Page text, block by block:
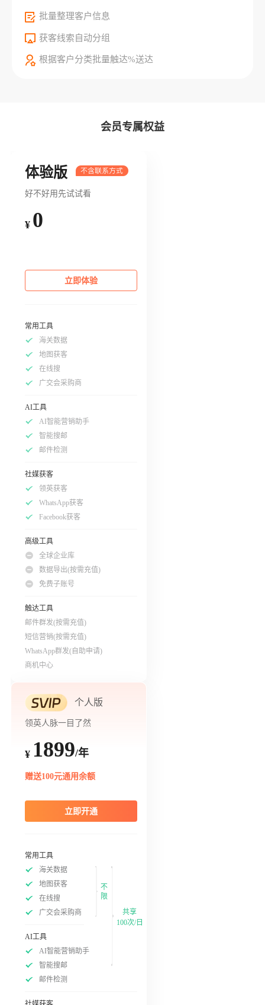
批量整理客户信息
获客线索自动分组
根据客户分类批量触达%送达
会员专属权益
体验版
好不好用先试试看
¥ 0
立即体验
常用工具
海关数据
地图获客
在线搜
广交会采购商
AI工具
AI智能营销助手
智能搜邮
邮件检测
社媒获客
领英获客
WhatsApp获客
Facebook获客
高级工具
全球企业库
数据导出(按需充值)
免费子账号
触达工具
邮件群发(按需充值)
短信营销(按需充值)
WhatsApp群发(自助申请)
商机中心
个人版
领英人脉一目了然
¥ 1899/年
赠送100元通用余额
立即开通
常用工具
海关数据
地图获客
在线搜
广交会采购商
不
限
AI工具
AI智能营销助手
智能搜邮
邮件检测
共享
100次/日